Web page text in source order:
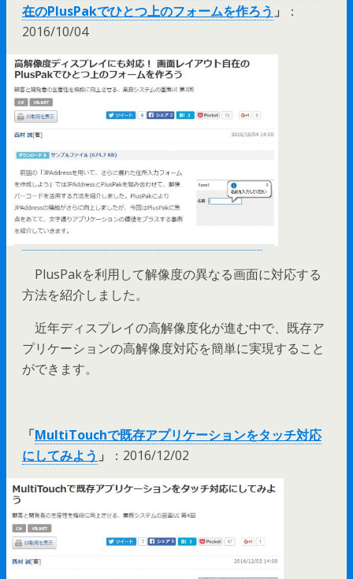
在のPlusPakでひとつ上のフォームを作ろう 」
：
2016/10/04
PlusPakを利用して解像度の異なる画面に対応する
方法を紹介しました。
近年ディスプレイの高解像度化が進む中で、既存ア
プリケーションの高解像度対応を簡単に実現すること
ができます。
「MultiTouchで既存アプリケーションをタッチ対応
にしてみよう 」 ：2016/12/02